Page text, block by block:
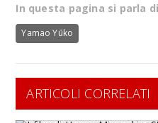
In questa pagina si parla
Yamao Yūko
ARTICOLI CORRELATI